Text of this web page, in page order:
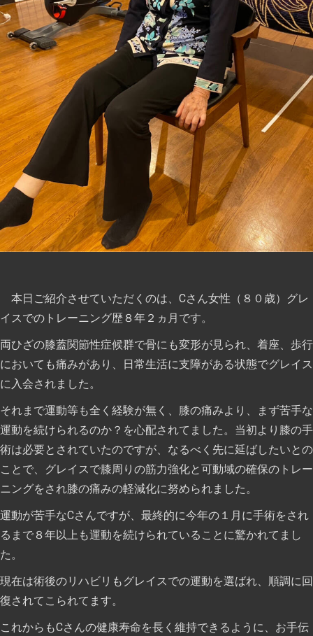
本日ご紹介させていただくのは、Cさん女性（８０歳）グレ
イスでのトレーニング歴８年２ヵ月です。
両ひざの膝蓋関節性症候群で骨にも変形が見られ、着座、歩行
においても痛みがあり、日常生活に支障がある状態でグレイス
に入会されました。
それまで運動等も全く経験が無く、膝の痛みより、まず苦手な
運動を続けられるのか？を心配されてました。当初より膝の手
術は必要とされていたのですが、なるべく先に延ばしたいとの
ことで、グレイスで膝周りの筋力強化と可動域の確保のトレー
ニングをされ膝の痛みの軽減化に努められました。
運動が苦手なCさんですが、最終的に今年の１月に手術をされ
るまで８年以上も運動を続けられていることに驚かれてまし
た。
現在は術後のリハビリもグレイスでの運動を選ばれ、順調に回
復されてこられてます。
これからもCさんの健康寿命を長く維持できるように、お手伝